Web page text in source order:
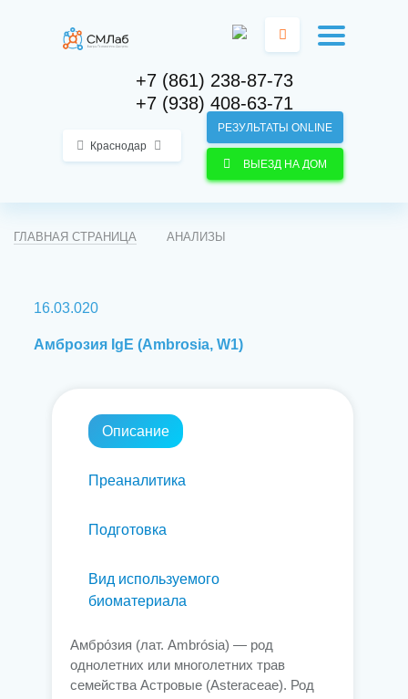
Краснодар
РЕЗУЛЬТАТЫ ONLINE
ВЫЕЗД НА ДОМ
+7 (861) 238-87-73
+7 (938) 408-63-71
ГЛАВНАЯ СТРАНИЦА АНАЛИЗЫ
16.03.020
Амброзия IgE (Ambrosia, W1)
Описание
Преаналитика
Подготовка
Вид используемого
биоматериала
Амбро́зия (лат. Ambrósia) — род
однолетних или многолетних трав
семейства Астровые (Asteraceae). Род